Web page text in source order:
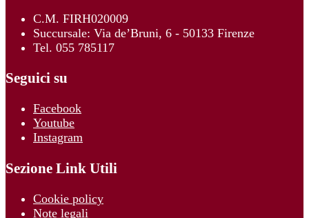
C.M. FIRH020009
Succursale: Via de’Bruni, 6 - 50133 Firenze
Tel. 055 785117
Seguici su
Facebook
Youtube
Instagram
Sezione Link Utili
Cookie policy
Note legali